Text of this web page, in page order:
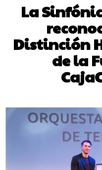
La
Distinción
de la